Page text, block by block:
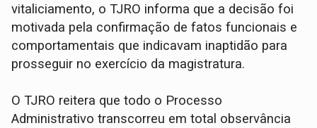
vitaliciamento, o TJRO informa que a decisão foi
motivada pela confirmação de fatos funcionais e
comportamentais que indicavam inaptidão para
prosseguir no exercício da magistratura.
O TJRO reitera que todo o Processo
Administrativo transcorreu em total observância